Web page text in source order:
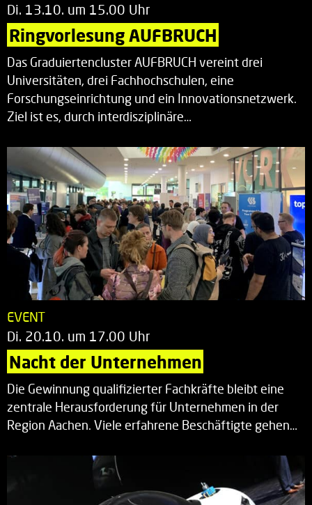
Di. 13.10. um 15.00 Uhr
Ringvorlesung AUFBRUCH
Das Graduiertencluster AUFBRUCH vereint drei
Universitäten, drei Fachhochschulen, eine
Forschungseinrichtung und ein Innovationsnetzwerk.
Ziel ist es, durch interdisziplinäre…
EVENT
Di. 20.10. um 17.00 Uhr
Nacht der Unternehmen
Die Gewinnung qualifizierter Fachkräfte bleibt eine
zentrale Herausforderung für Unternehmen in der
Region Aachen. Viele erfahrene Beschäftigte gehen…